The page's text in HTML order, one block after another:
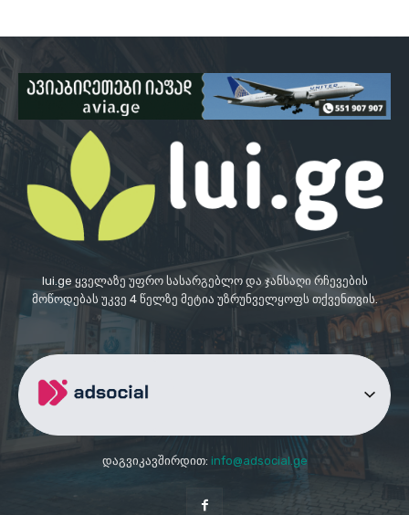
lui.ge ყველაზე უფრო სასარგებლო და ჯანსაღი რჩევების
მოწოდებას უკვე 4 წელზე მეტია უზრუნველყოფს თქვენთვის.
დაგვიკავშირდით: info@adsocial.ge